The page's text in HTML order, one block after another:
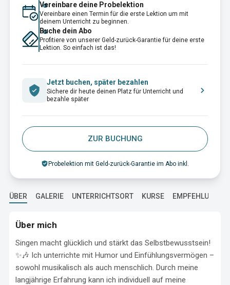
Vereinbare deine Probelektion
Vereinbare einen Termin für die erste Lektion um mit
deinem Unterricht zu beginnen.
Buche dein Abo
Profitiere von unserer Geld-zurück-Garantie für deine erste
Lektion. So einfach ist das!
Jetzt buchen, später bezahlen
Sichere dir heute deinen Platz für Unterricht und
bezahle später
ZUR BUCHUNG
Probelektion mit Geld-zurück-Garantie im Abo inkl.
ÜBER GALERIE UNTERRICHTSORT KURSE EMPFEHLUNGEN
Über mich
Singen macht glücklich und stärkt das Selbstbewusstsein!
✨🎶 Ich unterrichte mit Humor und Einfühlungsvermögen –
sowohl musikalisch als auch menschlich. Durch meine
langjährige Erfahrung kann ich individuell auf meine